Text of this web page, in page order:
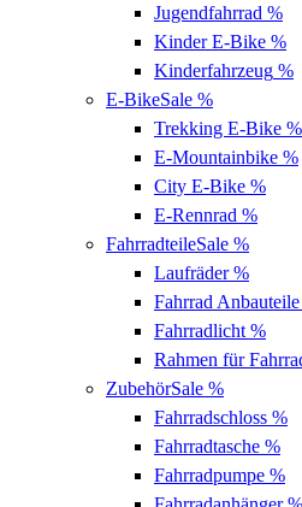
Jugendfahrrad %
Kinder E-Bike %
Kinderfahrzeug %
E-BikeSale %
Trekking E-Bike %
E-Mountainbike %
City E-Bike %
E-Rennrad %
FahrradteileSale %
Laufräder%
Fahrrad Anbauteile
Fahrradlicht %
Rahmen für
ZubehörSale %
Fahrradschloss %
Fahrradtasche %
Fahrradpumpe %